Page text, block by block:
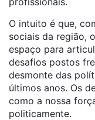
O intuito é que,
sociais da região,
espaço para
desafios postos
desmonte das
últimos anos. Os
como a nossa
politicamente.